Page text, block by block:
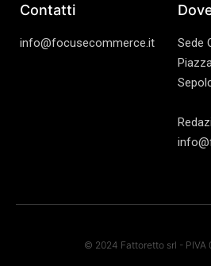
Contatti
info@focusecommerce.it
Sede
© 2024 Fattoretto srl - PIVA